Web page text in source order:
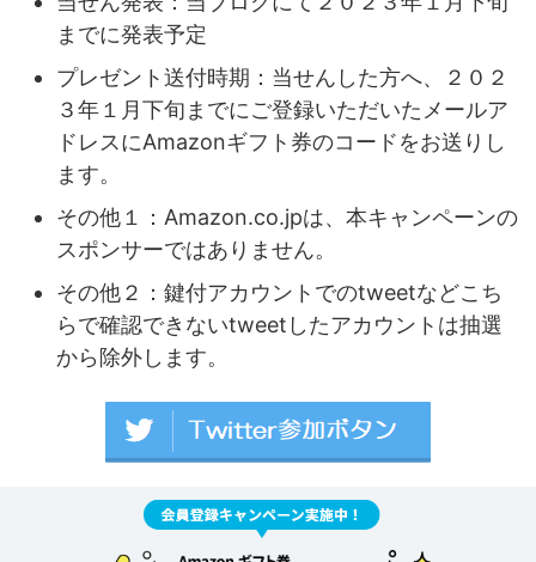
までに発表予定
プレゼント送付時期：当せんした方へ、２０２
３年１月下旬までにご登録いただいたメールア
ドレスにAmazonギフト券のコードをお送りし
ます。
その他１：Amazon.co.jpは、本キャンペーンの
スポンサーではありません。
その他２：鍵付アカウントでのtweetなどこち
らで確認できないtweetしたアカウントは抽選
から除外します。